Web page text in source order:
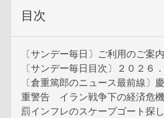
目次
〔サンデー毎日〕ご利用のご案内
〔サンデー毎日目次〕２０２６
〔倉重篤郎のニュース最前線〕
重警告 イラン戦争下の経済危
罰インフレのスケープゴート探